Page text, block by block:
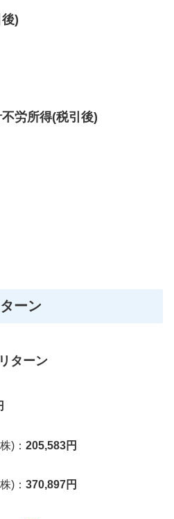
)
労所得(税引後)
ーン
ターン
)： 205,583円
)： 370,897円